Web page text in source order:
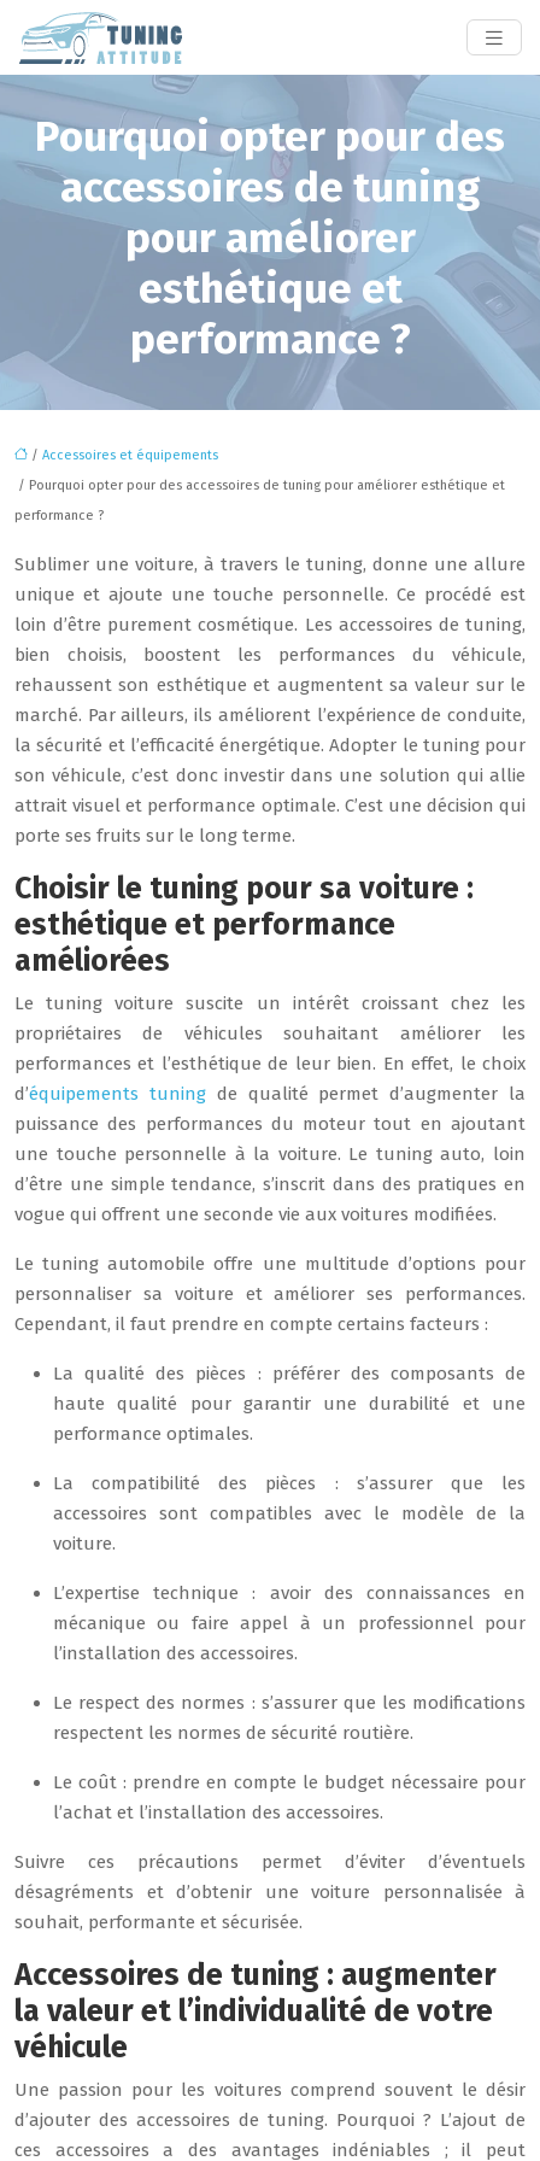
Pourquoi opter pour des
accessoires de tuning
pour améliorer
esthétique et
performance ?
/ Accessoires et équipements
/ Pourquoi opter pour des accessoires de tuning pour améliorer esthétique et
performance ?
Sublimer une voiture, à travers le tuning, donne une allure
unique et ajoute une touche personnelle. Ce procédé est
loin d’être purement cosmétique. Les accessoires de tuning,
bien choisis, boostent les performances du véhicule,
rehaussent son esthétique et augmentent sa valeur sur le
marché. Par ailleurs, ils améliorent l’expérience de conduite,
la sécurité et l’efficacité énergétique. Adopter le tuning pour
son véhicule, c’est donc investir dans une solution qui allie
attrait visuel et performance optimale. C’est une décision qui
porte ses fruits sur le long terme.
Choisir le tuning pour sa voiture :
esthétique et performance
améliorées
Le tuning voiture suscite un intérêt croissant chez les
propriétaires de véhicules souhaitant améliorer les
performances et l’esthétique de leur bien. En effet, le choix
d’équipements tuningde qualité permet d’augmenter la
puissance des performances du moteur tout en ajoutant
une touche personnelle à la voiture. Le tuning auto, loin
d’être une simple tendance, s’inscrit dans des pratiques en
vogue qui offrent une seconde vie aux voitures modifiées.
Le tuning automobile offre une multitude d’options pour
personnaliser sa voiture et améliorer ses performances.
Cependant, il faut prendre en compte certains facteurs :
La qualité des pièces : préférer des composants de
haute qualité pour garantir une durabilité et une
performance optimales.
La compatibilité des pièces : s’assurer que les
accessoires sont compatibles avec le modèle de la
voiture.
L’expertise technique : avoir des connaissances en
mécanique ou faire appel à un professionnel pour
l’installation des accessoires.
Le respect des normes : s’assurer que les modifications
respectent les normes de sécurité routière.
Le coût : prendre en compte le budget nécessaire pour
l’achat et l’installation des accessoires.
Suivre ces précautions permet d’éviter d’éventuels
désagréments et d’obtenir une voiture personnalisée à
souhait, performante et sécurisée.
Accessoires de tuning : augmenter
la valeur et l’individualité de votre
véhicule
Une passion pour les voitures comprend souvent le désir
d’ajouter des accessoires de tuning. Pourquoi ? L’ajout de
ces accessoires a des avantages indéniables ; il peut